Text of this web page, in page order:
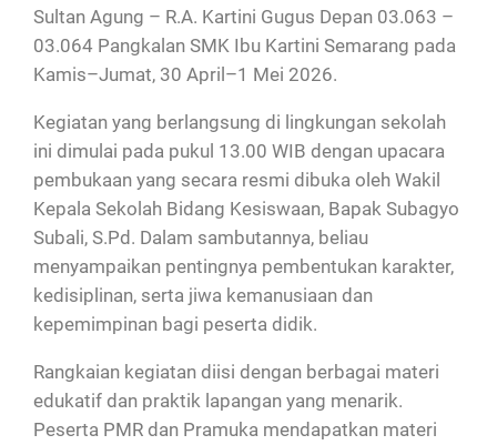
Sultan Agung – R.A. Kartini Gugus Depan 03.063 –
03.064 Pangkalan SMK Ibu Kartini Semarang pada
Kamis–Jumat, 30 April–1 Mei 2026.
Kegiatan yang berlangsung di lingkungan sekolah
ini dimulai pada pukul 13.00 WIB dengan upacara
pembukaan yang secara resmi dibuka oleh Wakil
Kepala Sekolah Bidang Kesiswaan, Bapak Subagyo
Subali, S.Pd. Dalam sambutannya, beliau
menyampaikan pentingnya pembentukan karakter,
kedisiplinan, serta jiwa kemanusiaan dan
kepemimpinan bagi peserta didik.
Rangkaian kegiatan diisi dengan berbagai materi
edukatif dan praktik lapangan yang menarik.
Peserta PMR dan Pramuka mendapatkan materi